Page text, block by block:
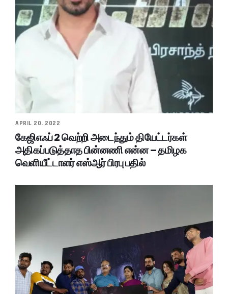
APRIL 20, 2022
கேஜிஎஃப் 2 வெற்றி அடைந்தும் தியேட்டர்கள்
அதிகப்படுத்தாத பின்னணி என்ன – தமிழக
வெளியீட்டாளர் எஸ்ஆர் பிரபு பதில்